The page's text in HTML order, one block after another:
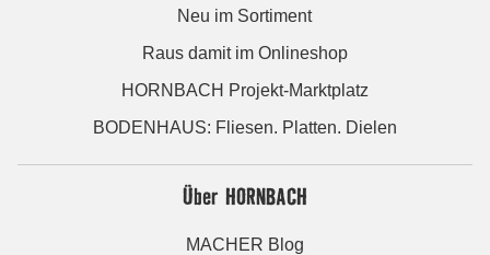
Neu im Sortiment
Raus damit im Onlineshop
HORNBACH Projekt-Marktplatz
BODENHAUS: Fliesen. Platten. Dielen
Über HORNBACH
MACHER Blog